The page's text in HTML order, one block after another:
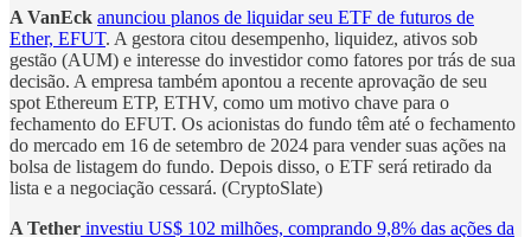
A VanEck anunciou planos de liquidar seu ETF de futuros de
Ether, EFUT. A gestora citou desempenho, liquidez, ativos sob
gestão (AUM) e interesse do investidor como fatores por trás de sua
decisão. A empresa também apontou a recente aprovação de seu
spot Ethereum ETP, ETHV, como um motivo chave para o
fechamento do EFUT. Os acionistas do fundo têm até o fechamento
do mercado em 16 de setembro de 2024 para vender suas ações na
bolsa de listagem do fundo. Depois disso, o ETF será retirado da
lista e a negociação cessará. (CryptoSlate)
A Tether investiu US$ 102 milhões, comprando 9,8% das ações da